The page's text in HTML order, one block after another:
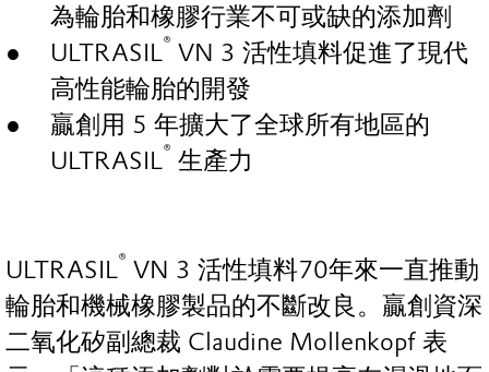
為輪胎和橡膠行業不可或缺的添加劑
ULTRASIL® VN 3 活性填料促進了現代
高性能輪胎的開發
贏創用 5 年擴大了全球所有地區的
ULTRASIL® 生產力
ULTRASIL® VN 3 活性填料70年來一直推動
輪胎和機械橡膠製品的不斷改良。贏創資深
二氧化矽副總裁 Claudine Mollenkopf 表